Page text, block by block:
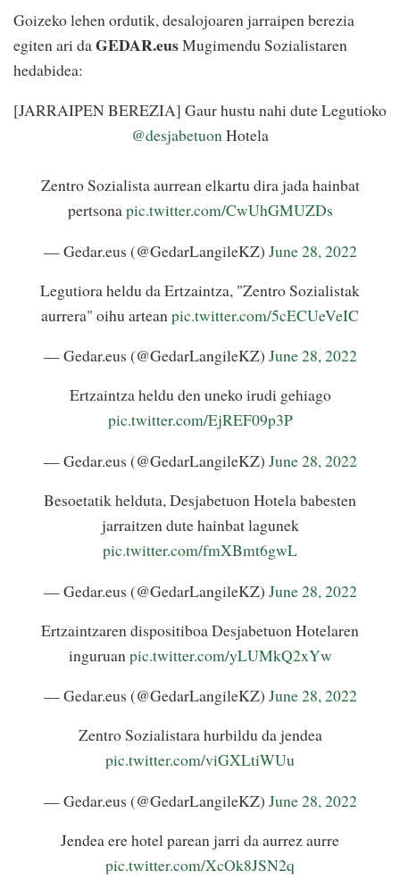
Goizeko lehen ordutik, desalojoaren jarraipen berezia
egiten ari daGEDAR.eusMugimendu Sozialistaren
hedabidea:
[JARRAIPEN BEREZIA] Gaur hustu nahi dute Legutioko
@desjabetuonHotela
Zentro Sozialista aurrean elkartu dira jada hainbat
pertsonapic.twitter.com/CwUhGMUZDs
— Gedar.eus (@GedarLangileKZ) June 28, 2022
Legutiora heldu da Ertzaintza, "Zentro Sozialistak
aurrera" oihu artean pic.twitter.com/5cECUeVeIC
— Gedar.eus (@GedarLangileKZ) June 28, 2022
Ertzaintza heldu den uneko irudi gehiago
pic.twitter.com/EjREF09p3P
— Gedar.eus (@GedarLangileKZ) June 28, 2022
Besoetatik helduta, Desjabetuon Hotela babesten
jarraitzen dute hainbat lagunek
pic.twitter.com/fmXBmt6gwL
— Gedar.eus (@GedarLangileKZ) June 28, 2022
Ertzaintzaren dispositiboa Desjabetuon Hotelaren
inguruan pic.twitter.com/yLUMkQ2xYw
— Gedar.eus (@GedarLangileKZ) June 28, 2022
Zentro Sozialistara hurbildu da jendea
pic.twitter.com/viGXLtiWUu
— Gedar.eus (@GedarLangileKZ) June 28, 2022
Jendea ere hotel parean jarri da aurrez aurre
pic.twitter.com/XcOk8JSN2q